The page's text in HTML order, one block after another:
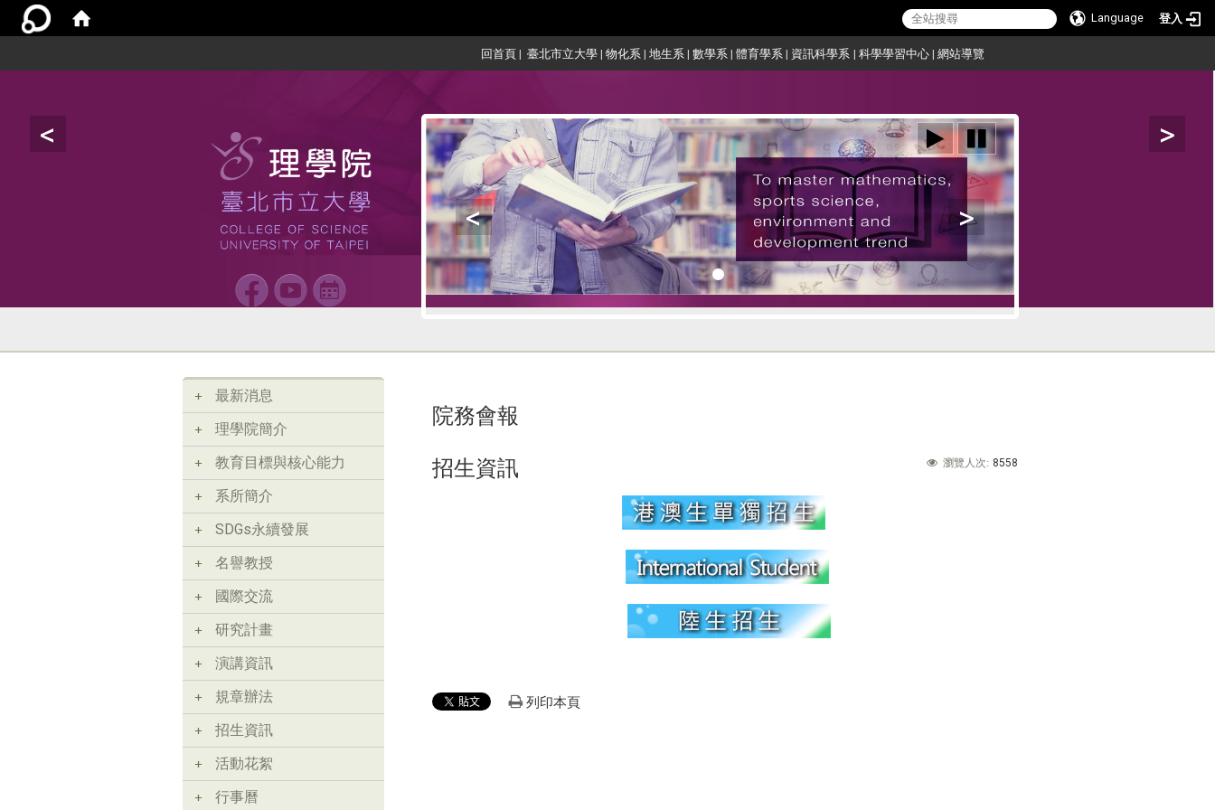
Language 登入
< >
回首頁| 臺北市立大學| 物化系| 地生系| 數學系| 體育學系| 資訊科學系 | 科學學習中心| 網站導覽
< >
最新消息
理學院簡介
教育目標與核心能力
系所簡介
SDGs永續發展
名譽教授
國際交流
研究計畫
演講資訊
規章辦法
招生資訊
活動花絮
行事曆
院務會報
瀏覽人次: 8558
招生資訊
列印本頁